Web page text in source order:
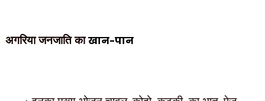
अगरिया जनजाति काखान-पान